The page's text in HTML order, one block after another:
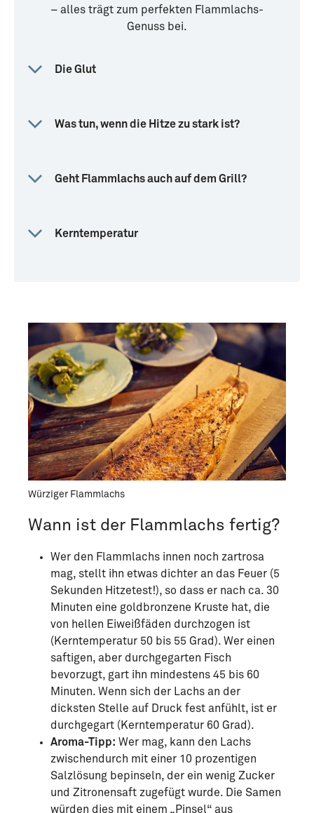
– alles trägt zum perfekten Flammlachs-
Genuss bei.
Die Glut
Was tun, wenn die Hitze zu stark ist?
Geht Flammlachs auch auf dem Grill?
Kerntemperatur
Würziger Flammlachs
Wann ist der Flammlachs fertig?
Wer den Flammlachs innen noch zartrosa
mag, stellt ihn etwas dichter an das Feuer (5
Sekunden Hitzetest!), so dass er nach ca. 30
Minuten eine goldbronzene Kruste hat, die
von hellen Eiweißfäden durchzogen ist
(Kerntemperatur 50 bis 55 Grad). Wer einen
saftigen, aber durchgegarten Fisch
bevorzugt, gart ihn mindestens 45 bis 60
Minuten. Wenn sich der Lachs an der
dicksten Stelle auf Druck fest anfühlt, ist er
durchgegart (Kerntemperatur 60 Grad).
Aroma-Tipp: Wer mag, kann den Lachs
zwischendurch mit einer 10 prozentigen
Salzlösung bepinseln, der ein wenig Zucker
und Zitronensaft zugefügt wurde. Die Samen
würden dies mit einem „Pinsel“ aus